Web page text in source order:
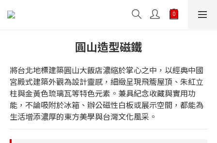
圓山造型磁鐵
將台北地標建築圓山大飯店濃縮於掌心之中，以經典中國
宮殿式建築外觀為設計靈感，細緻呈現飛簷屋頂、朱紅立
柱與金黃色琉璃瓦等特色元素。兼具紀念收藏與實用功
能，不論吸附於冰箱、辦公磁性白板或展示空間，都能為
生活增添濃厚的東方美學與台灣文化風采。